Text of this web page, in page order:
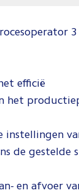
efficië
het
instellingen
de gestelde
en afvoer